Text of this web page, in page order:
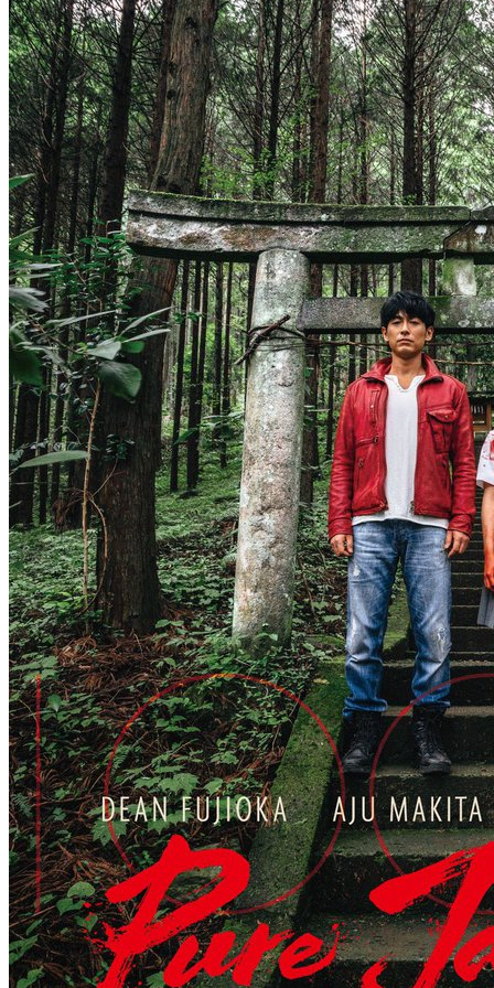
13 серия
20 . 07
аниме сериалО моём перерождении в слизь
4 сезон
15 серия
19 . 07
мультсериалСимпсоны
37 сезон
17 серия
19 . 07